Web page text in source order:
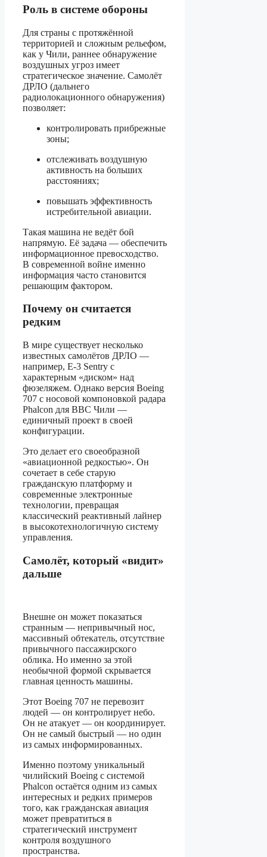
Роль в системе обороны
Для страны с протяжённой
территорией и сложным рельефом,
как у Чили, раннее обнаружение
воздушных угроз имеет
стратегическое значение. Самолёт
ДРЛО (дальнего
радиолокационного обнаружения)
позволяет:
контролировать прибрежные
зоны;
отслеживать воздушную
активность на больших
расстояниях;
повышать эффективность
истребительной авиации.
Такая машина не ведёт бой
напрямую. Её задача — обеспечить
информационное превосходство.
В современной войне именно
информация часто становится
решающим фактором.
Почему он считается
редким
В мире существует несколько
известных самолётов ДРЛО —
например, E-3 Sentry с
характерным «диском» над
фюзеляжем. Однако версия Boeing
707 с носовой компоновкой радара
Phalcon для ВВС Чили —
единичный проект в своей
конфигурации.
Это делает его своеобразной
«авиационной редкостью». Он
сочетает в себе старую
гражданскую платформу и
современные электронные
технологии, превращая
классический реактивный лайнер
в высокотехнологичную систему
управления.
Самолёт, который «видит»
дальше
Внешне он может показаться
странным — непривычный нос,
массивный обтекатель, отсутствие
привычного пассажирского
облика. Но именно за этой
необычной формой скрывается
главная ценность машины.
Этот Boeing 707 не перевозит
людей — он контролирует небо.
Он не атакует — он координирует.
Он не самый быстрый — но один
из самых информированных.
Именно поэтому уникальный
чилийский Boeing с системой
Phalcon остаётся одним из самых
интересных и редких примеров
того, как гражданская авиация
может превратиться в
стратегический инструмент
контроля воздушного
пространства.